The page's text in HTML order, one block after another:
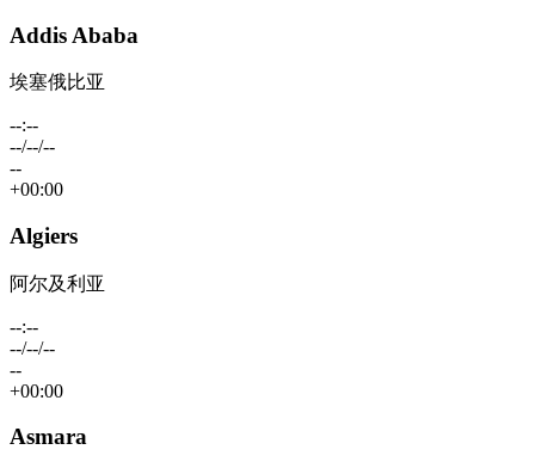
Addis Ababa
埃塞俄比亚
--:--
--/--/--
--
+00:00
Algiers
阿尔及利亚
--:--
--/--/--
--
+00:00
Asmara